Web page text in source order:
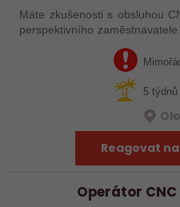
Máte zkušenosti s obsluhou
perspektivního
5 týdnů
Reagovat
Operátor